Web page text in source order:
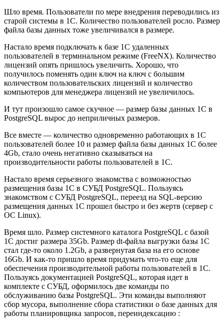
Шло время. Пользователи по мере внедрения переводились из
старой системы в 1С. Количество пользователей росло. Размер
файла базы данных тоже увеличивался в размере.
Настало время подключать к базе 1С удаленных
пользователей в терминальном режиме (FreeNX). Количество
лицензий опять пришлось увеличить. Хорошо, что
получилось поменять один ключ на ключ с большим
количеством пользовательских лицензий и количество
компьютеров для менеджера лицензий не увеличилось.
И тут произошло самое скучное — размер базы данных 1С в
PostgreSQL вырос до неприличных размеров.
Все вместе — количество одновременно работающих в 1С
пользователей более 10 и размер файла базы данных 1С более
4Gb, стало очень негативно сказываться на
производительности работы пользователей в 1С.
Настало время серьезного знакомства с возможностью
размещения базы 1С в СУБД PostgreSQL. Пользуясь
знакомством с СУБД PostgreSQL, переезд на SQL-версию
размещения данных 1С прошел быстро и без жертв (сервер с
ОС Linux).
Время шло. Размер системного каталога PostgreSQL с базой
1C достиг размера 35Gb. Размер dt-файла выгрузки базы 1С
стал где-то около 1.2Gb, а развернутая база на его основе
16Gb. И как-то пришло время придумать что-то еще для
обеспечения производительной работы пользователей в 1С.
Пользуясь документацией PostgreSQL, которая идет в
комплекте с СУБД, оформилось две команды по
обслуживанию базы PostgreSQL. Эти команды выполняют
сбор мусора, выполнение сбора статистики о базе данных для
работы планировщика запросов, переиндексацию :